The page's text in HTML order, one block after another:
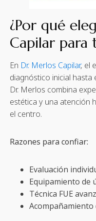
¿Por qué
Capilar para
En Dr. Merlos Capilar, el
diagnóstico inicial hasta
Dr. Merlos combina
estética y una atención
el centro.
Razones para confiar:
Evaluación
Equipamiento de
Técnica FUE